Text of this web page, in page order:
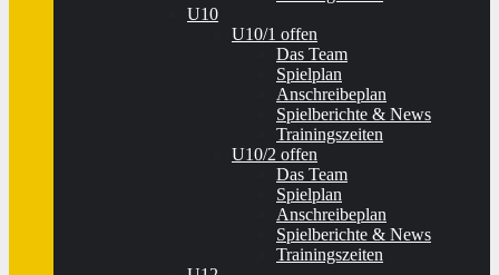
U10
U10/1 offen
Das Team
Spielplan
Anschreibeplan
Spielberichte & News
Trainingszeiten
U10/2 offen
Das Team
Spielplan
Anschreibeplan
Spielberichte & News
Trainingszeiten